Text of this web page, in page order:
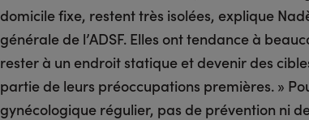
domicile fixe, restent très isolées, explique
générale de l’ADSF. Elles ont tendance à
rester à un endroit statique et devenir des
partie de leurs préoccupations premières. »
gynécologique régulier, pas de prévention ni